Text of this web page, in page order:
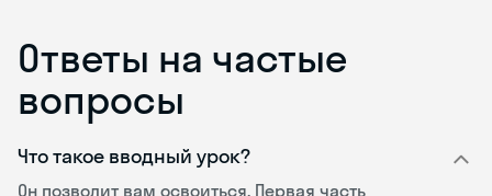
Ответы на частые
вопросы
Что такое вводный урок?
Он позволит вам освоиться. Первая часть